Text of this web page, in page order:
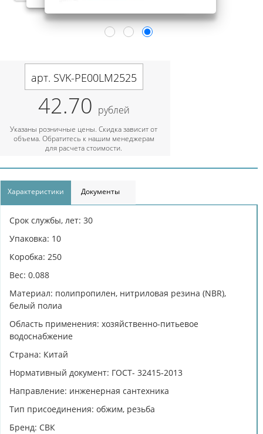
арт. SVK-PE00LM2525
42.70 рублей
Указаны розничные цены. Скидка зависит от
объема. Обратитесь к нашим менеджерам
для расчета стоимости.
Характеристики Документы
Срок службы, лет: 30
Упаковка: 10
Коробка: 250
Вес: 0.088
Материал: полипропилен, нитриловая резина (NBR),
белый полиа
Область применения: хозяйственно-питьевое
водоснабжение
Страна: Китай
Нормативный документ: ГОСТ- 32415-2013
Направление: инженерная сантехника
Тип присоединения: обжим, резьба
Бренд: СВК